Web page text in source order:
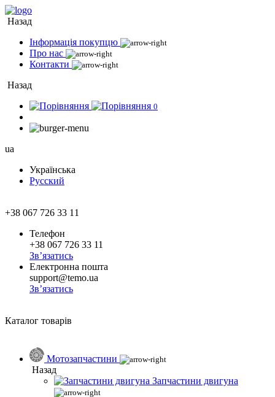
Назад
Інформація покупцю
Про нас
Контакти
Назад
0
ua
Українська
Русский
+38 067 726 33 11
Телефон
+38 067 726 33 11
Зв’язатись
Електронна пошта
support@temo.ua
Зв’язатись
Каталог товарів
Мотозапчастини
Назад
Запчастини двигуна